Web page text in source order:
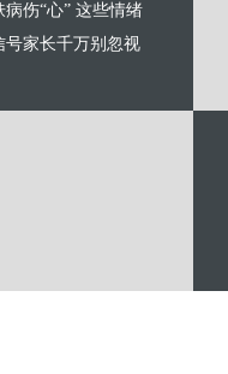
病伤“心” 这些情绪
号家长千万别忽视